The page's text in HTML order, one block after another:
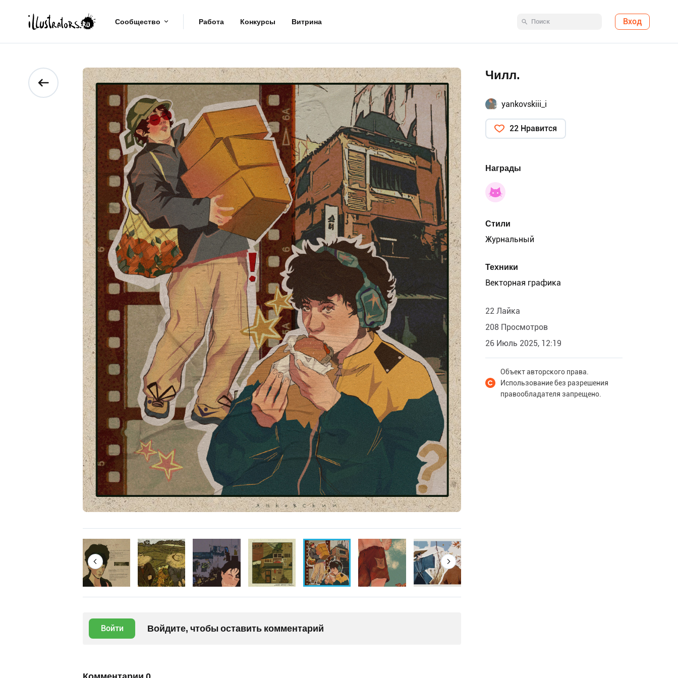
Сообщество Работа Конкурсы Витрина Вход
Войти Войдите, чтобы оставить комментарий
Чилл.
yankovskiii_i
22 Нравится
Награды
Стили
Журнальный
Техники
Векторная графика
22 Лайка
208 Просмотров
26 Июль 2025, 12:19
Объект авторского права.
Использование без разрешения
правообладателя запрещено.